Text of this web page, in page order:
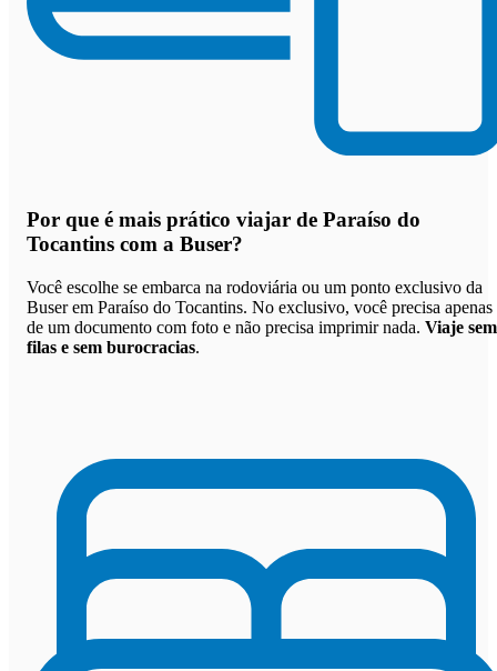
Por que é mais prático viajar de Paraíso do
Tocantins com a Buser?
Você escolhe se embarca na rodoviária ou um ponto exclusivo da
Buser em Paraíso do Tocantins. No exclusivo, você precisa apenas
de um documento com foto e não precisa imprimir nada. Viaje sem
filas e sem burocracias.